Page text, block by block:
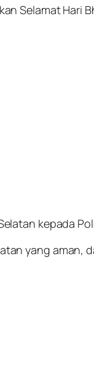
Selamat Hari
kepada
yang aman,